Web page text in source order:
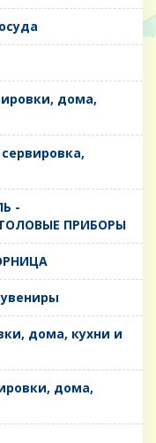
дома,
-
ПРИБОРЫ
дома, кухни и
дома,